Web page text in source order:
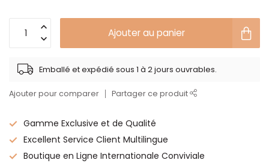
Ajouter au panier
Emballé et expédié sous 1 à 2 jours ouvrables.
Ajouter pour comparer Partager ce produit
Gamme Exclusive et de Qualité
Excellent Service Client Multilingue
Boutique en Ligne Internationale Conviviale